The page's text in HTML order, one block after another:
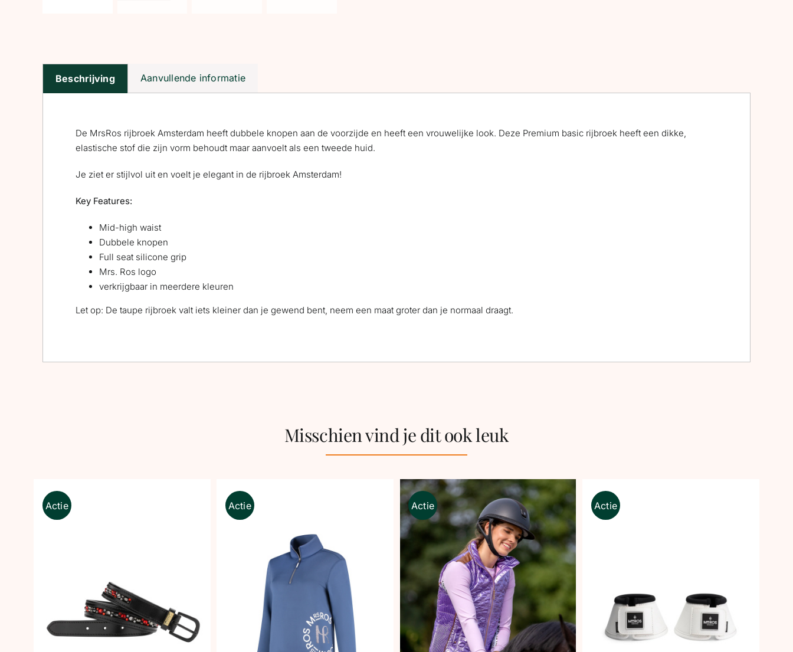
Beschrijving Aanvullende informatie
De MrsRos rijbroek Amsterdam heeft dubbele knopen aan de voorzijde en heeft een vrouwelijke look. Deze Premium basic rijbroek heeft een dikke,
elastische stof die zijn vorm behoudt maar aanvoelt als een tweede huid.
Je ziet er stijlvol uit en voelt je elegant in de rijbroek Amsterdam!
Key Features:
Mid-high waist
Dubbele knopen
Full seat silicone grip
Mrs. Ros logo
verkrijgbaar in meerdere kleuren
Let op: De taupe rijbroek valt iets kleiner dan je gewend bent, neem een maat groter dan je normaal draagt.
Misschien vind je dit ook leuk
Actie Actie Actie Actie